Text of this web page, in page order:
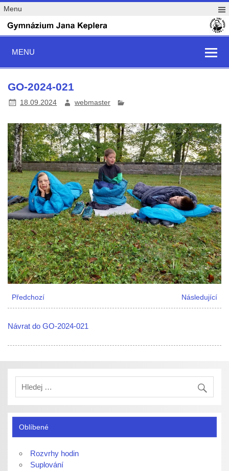
Menu
MENU
GO-2024-021
18.09.2024 webmaster
Předchozí Následující
Návrat do GO-2024-021
Oblíbené
Rozvrhy hodin
Suplování